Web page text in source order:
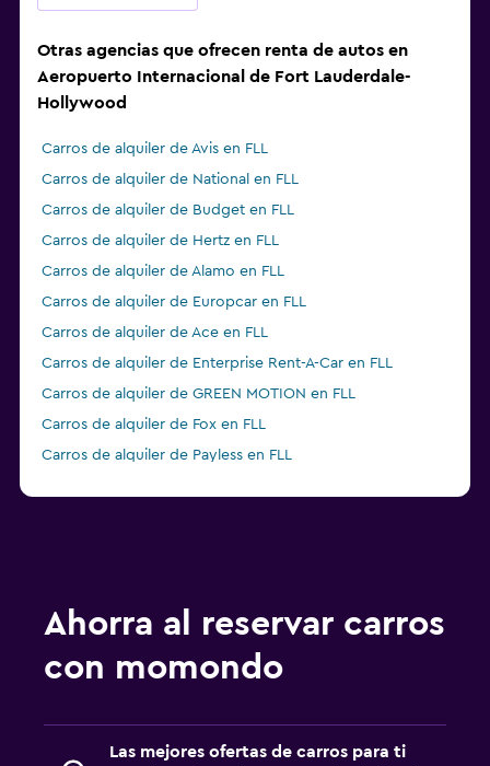
Otras agencias que ofrecen renta de autos en
Aeropuerto Internacional de Fort Lauderdale-
Hollywood
Carros de alquiler de Avis en FLL
Carros de alquiler de National en FLL
Carros de alquiler de Budget en FLL
Carros de alquiler de Hertz en FLL
Carros de alquiler de Alamo en FLL
Carros de alquiler de Europcar en FLL
Carros de alquiler de Ace en FLL
Carros de alquiler de Enterprise Rent-A-Car en FLL
Carros de alquiler de GREEN MOTION en FLL
Carros de alquiler de Fox en FLL
Carros de alquiler de Payless en FLL
Ahorra al reservar carros
con momondo
Las mejores ofertas de carros para ti